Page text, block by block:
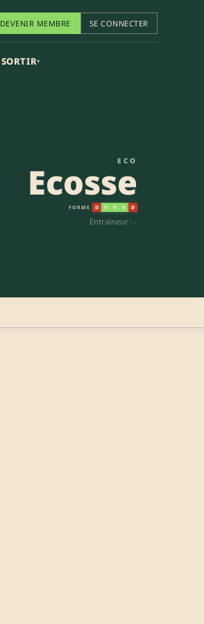
DEVENIR MEMBRE SE CONNECTER
SORTIR▾
ECO
Ecosse
FORME D V V V D
Entraineur : -